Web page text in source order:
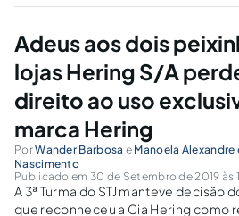
artigo, comento um pouco sobre as
Adeus aos dois
lojas Hering S/A
direito ao uso
marca Hering
PorWander Barbosa e Manoela Alexandre
Nascimento
Publicado em 30 de Setembro de 2019 às
A 3ª Turma do STJ manteve decisão
que reconheceu a Cia Hering como